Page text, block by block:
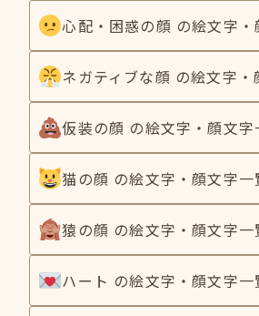
心配・困惑の顔 の絵文字
ネガティブな顔 の絵文字・
仮装の顔 の絵文字・顔文字
猫の顔 の絵文字・顔文字一
猿の顔 の絵文字・顔文字一
ハート の絵文字・顔文字一